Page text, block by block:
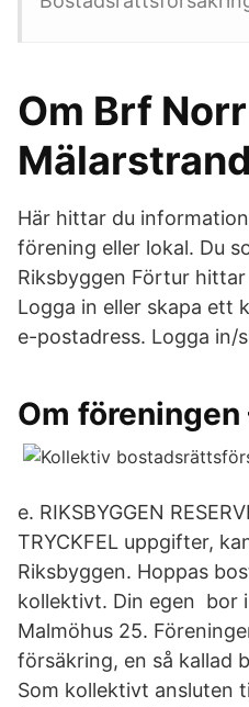
Om Brf Norr
Här hittar du
förening eller lokal. Du
Riksbyggen Förtur
Logga in eller skapa ett
e-postadress. Logga in/
Om föreningen
e. RIKSBYGGEN
TRYCKFEL uppgifter,
Riksbyggen. Hoppas
kollektivt. Din egen bor
Malmöhus 25.
försäkring, en så kallad
Som kollektivt ansluten